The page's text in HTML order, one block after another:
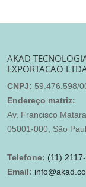
AKAD
EXPORTACAO
CNPJ: 59.476.598/
Endereço matriz:
Av. Francisco
05001-000, São
Telefone: (11)
Email: